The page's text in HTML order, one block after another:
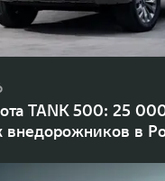
TANK 500: 25
внедорожников в